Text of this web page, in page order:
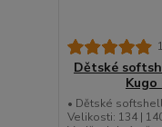
Dětské
Kugo
• Dětské
Velikosti: 134 |